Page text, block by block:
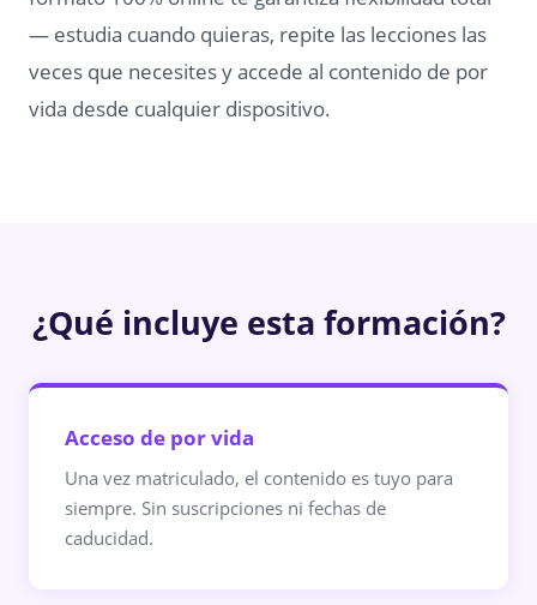
— estudia cuando quieras, repite las lecciones las
veces que necesites y accede al contenido de por
vida desde cualquier dispositivo.
¿Qué incluye esta formación?
Acceso de por vida
Una vez matriculado, el contenido es tuyo para
siempre. Sin suscripciones ni fechas de
caducidad.